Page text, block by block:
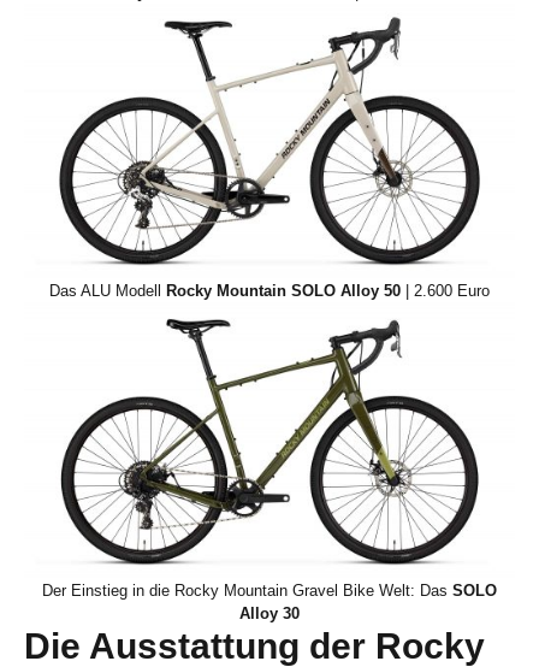
Das ALU Modell Rocky Mountain SOLO Alloy 50 | 2.600 Euro
Der Einstieg in die Rocky Mountain Gravel Bike Welt: Das SOLO
Alloy 30
Die Ausstattung der Rocky